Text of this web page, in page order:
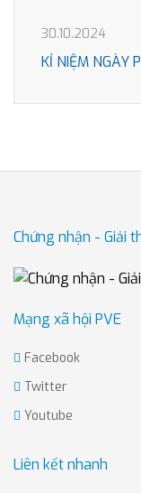
30.10.2024
KỈ NIỆM NGÀY
Chứng nhận - Giải
Mạng xã hội PVE
Facebook
Twitter
Youtube
Liên kết nhanh